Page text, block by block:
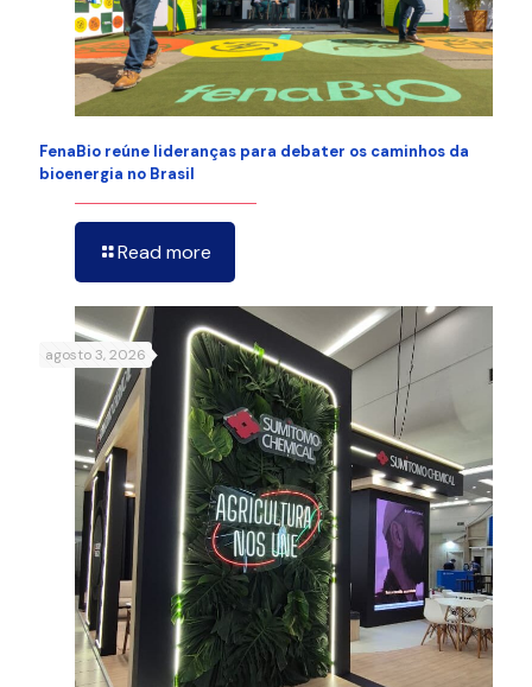
FenaBio reúne lideranças para debater os caminhos da
bioenergia no Brasil
Read more
agosto 3, 2026